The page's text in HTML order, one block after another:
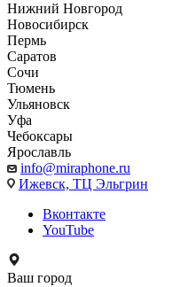
Нижний Новгород
Новосибирск
Пермь
Саратов
Сочи
Тюмень
Ульяновск
Уфа
Чебоксары
Ярославль
info@miraphone.ru
Ижевск, ТЦ Эльгрин
Вконтакте
YouTube
Ваш город